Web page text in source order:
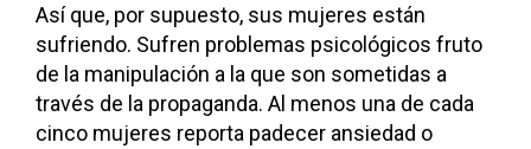
Así que, por supuesto, sus mujeres están
sufriendo. Sufren problemas psicológicos fruto
de la manipulación a la que son sometidas a
través de la propaganda. Al menos una de cada
cinco mujeres reporta padecer ansiedad o